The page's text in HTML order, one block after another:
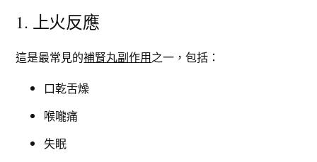
1. 上火反應
這是最常見的補腎丸副作用之一，包括：
口乾舌燥
喉嚨痛
失眠